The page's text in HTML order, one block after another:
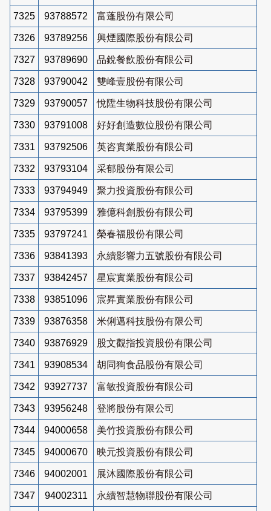
7325 93788572 富蓬股份有限公司
7326 93789256 興煙國際股份有限公司
7327 93789690 品銳餐飲股份有限公司
7328 93790042 雙峰壹股份有限公司
7329 93790057 悅陞生物科技股份有限公司
7330 93791008 好好創造數位股份有限公司
7331 93792506 英咨實業股份有限公司
7332 93793104 采郁股份有限公司
7333 93794949 聚力投資股份有限公司
7334 93795399 雅億科創股份有限公司
7335 93797241 榮春福股份有限公司
7336 93841393 永續影響力五號股份有限公司
7337 93842457 星宸實業股份有限公司
7338 93851096 宸昇實業股份有限公司
7339 93876358 米俐邁科技股份有限公司
7340 93876929 股文觀指投資股份有限公司
7341 93908534 胡同狗食品股份有限公司
7342 93927737 富敏投資股份有限公司
7343 93956248 登將股份有限公司
7344 94000658 美竹投資股份有限公司
7345 94000670 映元投資股份有限公司
7346 94002001 展沐國際股份有限公司
7347 94002311 永續智慧物聯股份有限公司